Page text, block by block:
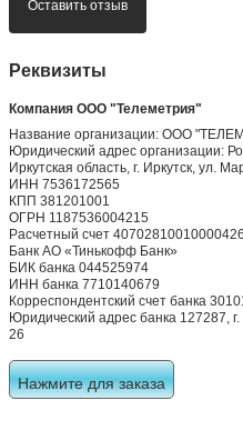
Оставить отзыв
Реквизиты
Компания ООО "Телеметрия"
Название организации: ООО
Юридический адрес организации:
Иркутская область, г. Иркутск, ул.
ИНН 7536172565
КПП 381201001
ОГРН 1187536004215
Расчетный счет
Банк АО «Тинькофф Банк»
БИК банка 044525974
ИНН банка 7710140679
Корреспондентский счет банка
Юридический адрес банка 127287,
26
Нажмите для заказа